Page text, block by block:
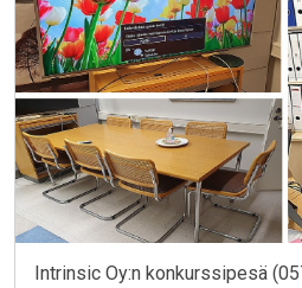
Intrinsic Oy:n konkurssipesä